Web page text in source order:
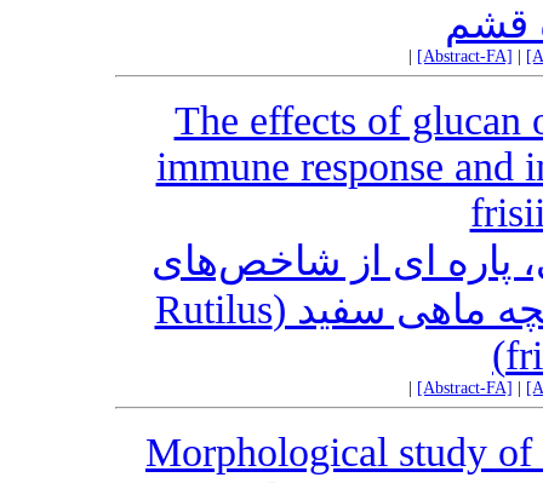
قشم
[Abstract-FA]
The effects of glucan
immune response
پاره ای از شاخص‌های
خونی و میکروبیوتای روده‌ای بچه ماهی سفید (Rutilus
[Abstract-FA]
Morphological study